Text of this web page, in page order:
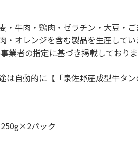
・牛肉・鶏肉・ゼラチン・大豆・
・オレンジを含む製品を生産してい
業者の指定に基づき掲載しておりま
は自動的に【「泉佐野産成型牛タ
パック